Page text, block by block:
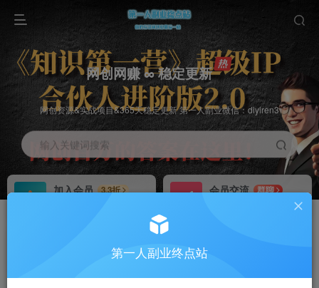
网创网赚 ∞ 稳定更新
网创资源&实战项目&365天稳定更新 第一人副业微信：diyiren3
输入关键词搜索
加入会员
3.3折
会员交流
群聊
推广返佣高达70%第一人副业终点站